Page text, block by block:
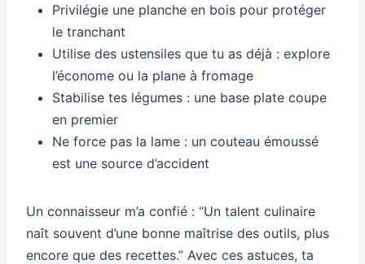
Privilégie une planche en bois pour protéger
le tranchant
Utilise des ustensiles que tu as déjà : explore
l’économe ou la plane à fromage
Stabilise tes légumes : une base plate coupe
en premier
Ne force pas la lame : un couteau émoussé
est une source d’accident
Un connaisseur m’a confié : “Un talent culinaire
naît souvent d’une bonne maîtrise des outils, plus
encore que des recettes.” Avec ces astuces, ta